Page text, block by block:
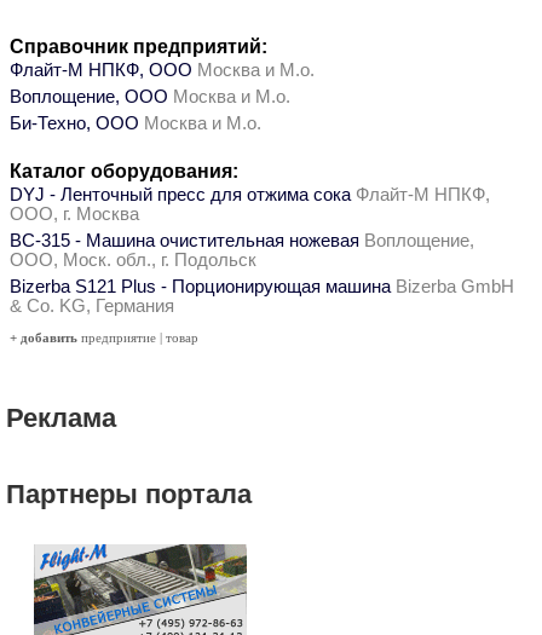
Справочник предприятий:
Флайт-М НПКФ, ООО Москва и М.о.
Воплощение, ООО Москва и М.о.
Би-Техно, ООО Москва и М.о.
Каталог оборудования:
DYJ - Ленточный пресс для отжима сока Флайт-М НПКФ,
ООО, г. Москва
ВС-315 - Машина очистительная ножевая Воплощение,
ООО, Моск. обл., г. Подольск
Bizerba S121 Plus - Порционирующая машина Bizerba GmbH
& Co. KG, Германия
+ добавить предприятие | товар
Реклама
Партнеры портала